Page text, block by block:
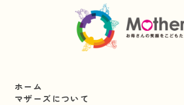
ホーム
マザーズについて